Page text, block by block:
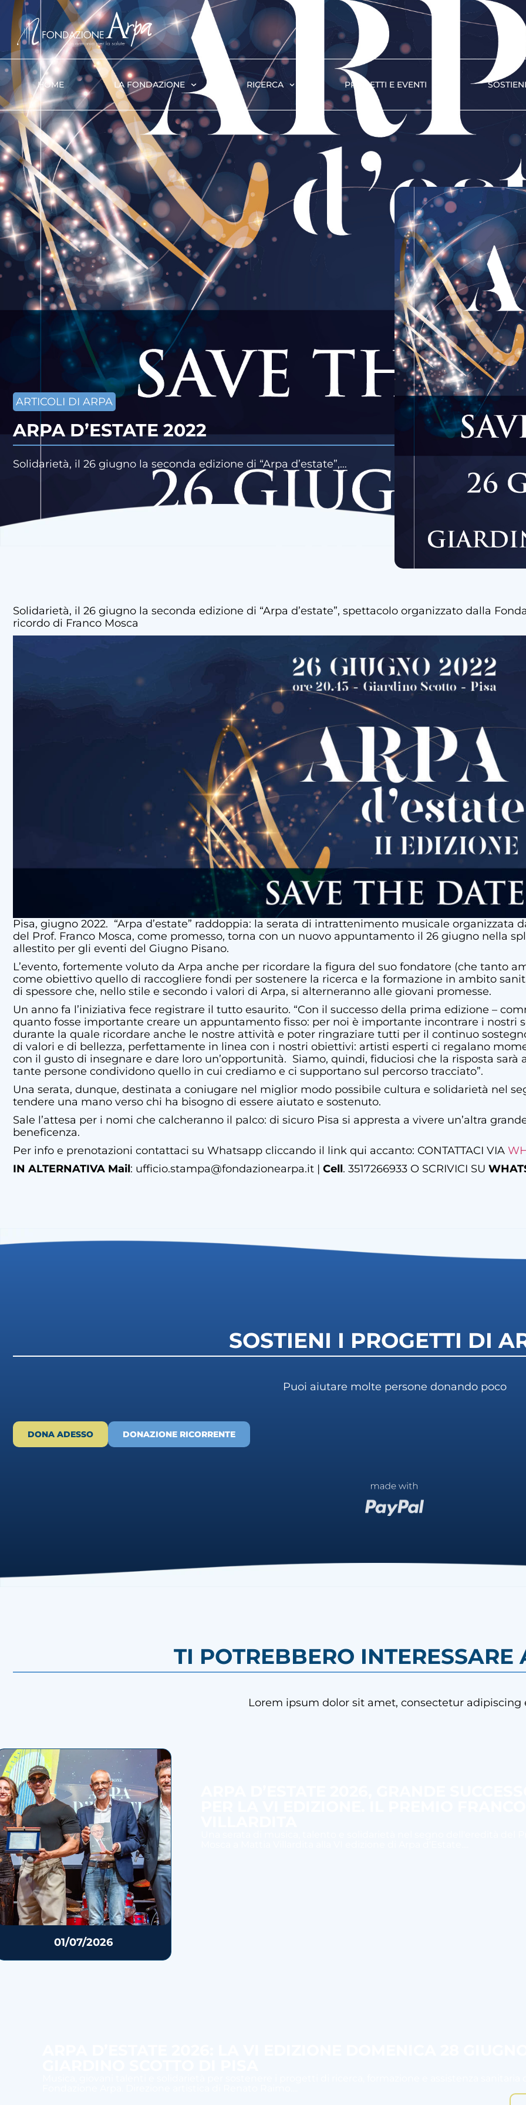
HOME LA FONDAZIONE RICERCA PROGETTI E EVENTI
ARTICOLI DI ARPA
ARPA D’ESTATE 2022
Solidarietà, il 26 giugno la seconda edizione di “Arpa d’estate”,…
Solidarietà, il 26 giugno la seconda edizione di “Arpa d’estate”, spettacolo organizzato dalla
ricordo di Franco Mosca
Pisa, giugno 2022. “Arpa d’estate” raddoppia: la serata di intrattenimento musicale organizzata
del Prof. Franco Mosca, come promesso, torna con un nuovo appuntamento il 26 giugno nella
allestito per gli eventi del Giugno Pisano.
L’evento, fortemente voluto da Arpa anche per ricordare la figura del suo fondatore (che tanto
come obiettivo quello di raccogliere fondi per sostenere la ricerca e la formazione in ambito
di spessore che, nello stile e secondo i valori di Arpa, si alterneranno alle giovani promesse.
Un anno fa l’iniziativa fece registrare il tutto esaurito. “Con il successo della prima edizione –
quanto fosse importante creare un appuntamento fisso: per noi è importante incontrare i nostri
durante la quale ricordare anche le nostre attività e poter ringraziare tutti per il continuo
di valori e di bellezza, perfettamente in linea con i nostri obiettivi: artisti esperti ci regalano
con il gusto di insegnare e dare loro un’opportunità. Siamo, quindi, fiduciosi che la risposta
tante persone condividono quello in cui crediamo e ci supportano sul percorso tracciato”.
Una serata, dunque, destinata a coniugare nel miglior modo possibile cultura e solidarietà nel
tendere una mano verso chi ha bisogno di essere aiutato e sostenuto.
Sale l’attesa per i nomi che calcheranno il palco: di sicuro Pisa si appresta a vivere un’altra
beneficenza.
Per info e prenotazioni contattaci su Whatsapp cliccando il link qui accanto: CONTATTACI VIA
IN ALTERNATIVA Mail: ufficio.stampa@fondazionearpa.it | Cell. 3517266933 O SCRIVICI SU
SOSTIENI I PROGETTI DI
Puoi aiutare molte persone donando poco
DONA ADESSO DONAZIONE RICORRENTE
TI POTREBBERO INTERESSARE
Lorem ipsum dolor sit amet, consectetur adipiscing
01/07/2026